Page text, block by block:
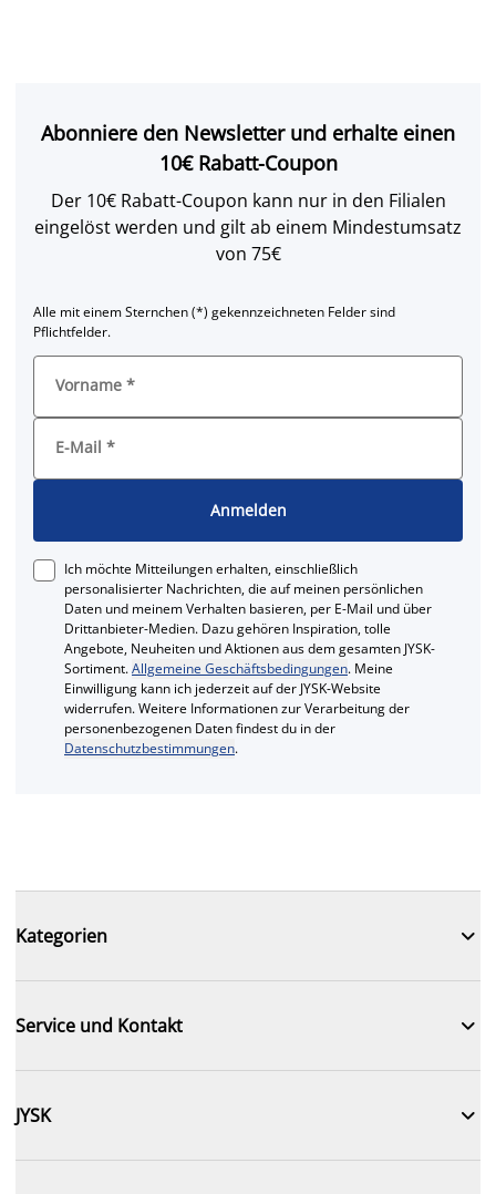
Abonniere den Newsletter und erhalte einen
10€ Rabatt-Coupon
Der 10€ Rabatt-Coupon kann nur in den Filialen
eingelöst werden und gilt ab einem Mindestumsatz
von 75€
Alle mit einem Sternchen (*) gekennzeichneten Felder sind
Pflichtfelder.
Vorname *
E-Mail *
Anmelden
Ich möchte Mitteilungen erhalten, einschließlich
personalisierter Nachrichten, die auf meinen persönlichen
Daten und meinem Verhalten basieren, per E-Mail und über
Drittanbieter-Medien. Dazu gehören Inspiration, tolle
Angebote, Neuheiten und Aktionen aus dem gesamten JYSK-
Sortiment.Allgemeine Geschäftsbedingungen. Meine
Einwilligung kann ich jederzeit auf der JYSK-Website
widerrufen. Weitere Informationen zur Verarbeitung der
personenbezogenen Daten findest du in der
Datenschutzbestimmungen.
Kategorien 
Service und Kontakt 
JYSK 